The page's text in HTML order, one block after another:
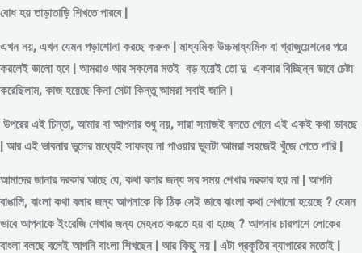
বোধ হয় তাড়াতাড়ি শিখতে পারবে |
এখন নয়, এখন যেমন পড়াশোনা করছে করুক | মাধ্যমিক উচ্চমাধ্যমিক বা গ্রাজুয়েশনের পরে
করলেই ভালো হবে | আমরাও আর সকলের মতই বড় হয়েই তো দু একবার বিচ্ছিন্নভাবেচেষ্টা
করেছিলাম, কাজ হয়েছে কিনা সেটা কিন্তু আমরা সবাই জানি।
উপরের এই চিন্তা, আমার বা আপনার শুধু নয়, সারা সমাজই বলতে গেলে এই একই কথা ভাবছে
| আর এই ভাবনার ভুলের মধ্যেই সাফল্য না পাওয়ার ভুলটা আমরা সহজেই খুঁজে পেতে পারি |
আমাদের জানার দরকার আছে যে, কথা বলার জন্য সব সময় শেখার দরকার হয় না | আপনি
বাঙালি, বাংলা কথা বলার জন্য আপনাকে কি ঠিক সেই ভাবে বাংলা কথা শেখানো হয়েছে ? যেমন
ভাবে আপনাকে ইংরেজি শেখার জন্য মেহনত করতে হয় বা হচ্ছে ? আপনার চারপাশে লোকের
বাংলা বলছে বলেই আপনি বাংলা শিখছেন | আর কিছু নয় | এটা প্রকৃতির ব্যাপারের মতোই |